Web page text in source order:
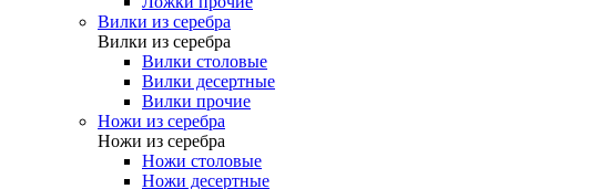
Вилки из серебра
Вилки из серебра
Вилки столовые
Вилки десертные
Вилки прочие
Ножи из серебра
Ножи из серебра
Ножи столовые
Ножи десертные